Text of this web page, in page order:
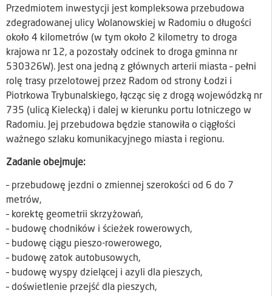
Przedmiotem inwestycji jest kompleksowa przebudowa
zdegradowanej ulicy Wolanowskiej w Radomiu o długości
około 4 kilometrów (w tym około 2 kilometry to droga
krajowa nr 12, a pozostały odcinek to droga gminna nr
530326W). Jest ona jedną z głównych arterii miasta – pełni
rolę trasy przelotowej przez Radom od strony Łodzi i
Piotrkowa Trybunalskiego, łącząc się z drogą wojewódzką nr
735 (ulicą Kielecką) i dalej w kierunku portu lotniczego w
Radomiu. Jej przebudowa będzie stanowiła o ciągłości
ważnego szlaku komunikacyjnego miasta i regionu.
Zadanie obejmuje:
– przebudowę jezdni o zmiennej szerokości od 6 do 7
metrów,
– korektę geometrii skrzyżowań,
– budowę chodników i ścieżek rowerowych,
– budowę ciągu pieszo-rowerowego,
– budowę zatok autobusowych,
– budowę wyspy dzielącej i azyli dla pieszych,
– doświetlenie przejść dla pieszych,